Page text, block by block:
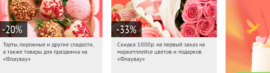
-20%
09:21:25 Получили:
Россия
Торты, пирожные и другие сладости,
а также товары для праздника на
«Флаувау»
-33%
09:21:25 Получили:
Россия
Скидка 1000р. на первый заказ на
маркетплейсе цветов и подарков
«Флаувау»